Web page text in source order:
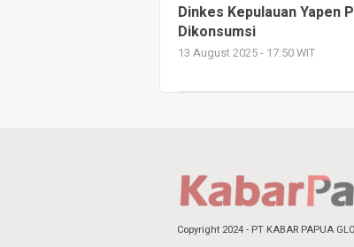
Dinkes Kepulauan Yapen
Dikonsumsi
13 August 2025 - 17:50 WIT
Copyright 2024 - PT KABAR PAPUA